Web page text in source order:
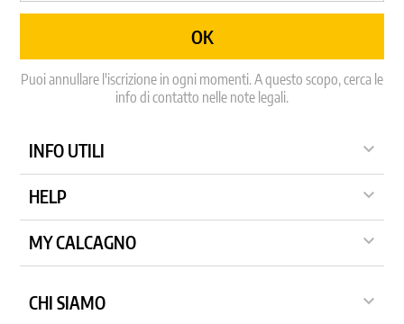
Puoi annullare l'iscrizione in ogni momenti. A questo scopo, cerca le
info di contatto nelle note legali.
INFO UTILI 
HELP 
MY CALCAGNO 
CHI SIAMO 